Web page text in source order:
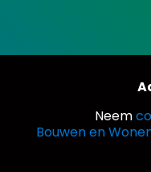
Neem
Bouwen en